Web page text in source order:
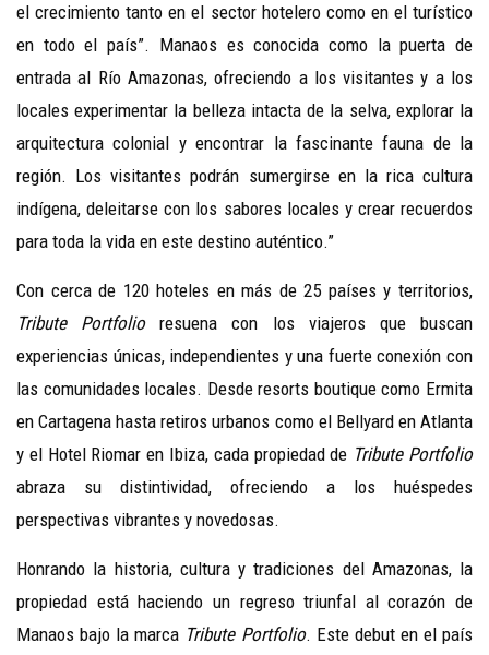
el crecimiento tanto en el sector hotelero como en el turístico
en todo el país”. Manaos es conocida como la puerta de
entrada al Río Amazonas, ofreciendo a los visitantes y a los
locales experimentar la belleza intacta de la selva, explorar la
arquitectura colonial y encontrar la fascinante fauna de la
región. Los visitantes podrán sumergirse en la rica cultura
indígena, deleitarse con los sabores locales y crear recuerdos
para toda la vida en este destino auténtico.”
Con cerca de 120 hoteles en más de 25 países y territorios,
Tribute Portfolioresuena con los viajeros que buscan
experiencias únicas, independientes y una fuerte conexión con
las comunidades locales. Desde resorts boutique como Ermita
en Cartagena hasta retiros urbanos como el Bellyard en Atlanta
y el Hotel Riomar en Ibiza, cada propiedad de Tribute Portfolio
abraza su distintividad, ofreciendo a los huéspedes
perspectivas vibrantes y novedosas.
Honrando la historia, cultura y tradiciones del Amazonas, la
propiedad está haciendo un regreso triunfal al corazón de
Manaos bajo la marca Tribute Portfolio. Este debut en el país